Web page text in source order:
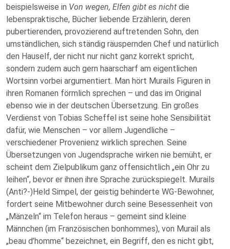
beispielsweise in Von wegen, Elfen gibt es nicht die
lebenspraktische, Bücher liebende Erzählerin, deren
pubertierenden, provozierend auftretenden Sohn, den
umständlichen, sich ständig räuspernden Chef und natürlich
den Hauself, der nicht nur nicht ganz korrekt spricht,
sondern zudem auch gern haarscharf am eigentlichen
Wortsinn vorbei argumentiert. Man hört Murails Figuren in
ihren Romanen förmlich sprechen – und das im Original
ebenso wie in der deutschen Übersetzung. Ein großes
Verdienst von Tobias Scheffel ist seine hohe Sensibilität
dafür, wie Menschen – vor allem Jugendliche –
verschiedener Provenienz wirklich sprechen. Seine
Übersetzungen von Jugendsprache wirken nie bemüht, er
scheint dem Zielpublikum ganz offensichtlich „ein Ohr zu
leihen“, bevor er ihnen ihre Sprache zurückspiegelt. Murails
(Anti?-)Held Simpel, der geistig behinderte WG-Bewohner,
fordert seine Mitbewohner durch seine Besessenheit von
„Mänzeln“ im Telefon heraus – gemeint sind kleine
Männchen (im Französischen bonhommes), von Murail als
„beau d’homme“ bezeichnet, ein Begriff, den es nicht gibt,